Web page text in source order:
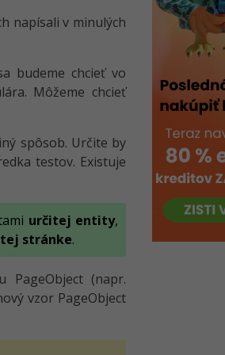
napísali v minulých
budeme chcieť vo
Môžeme chcieť
spôsob. Určite by
testov. Existuje
určitej entity,
stránke.
PageObject (napr.
vzor PageObject